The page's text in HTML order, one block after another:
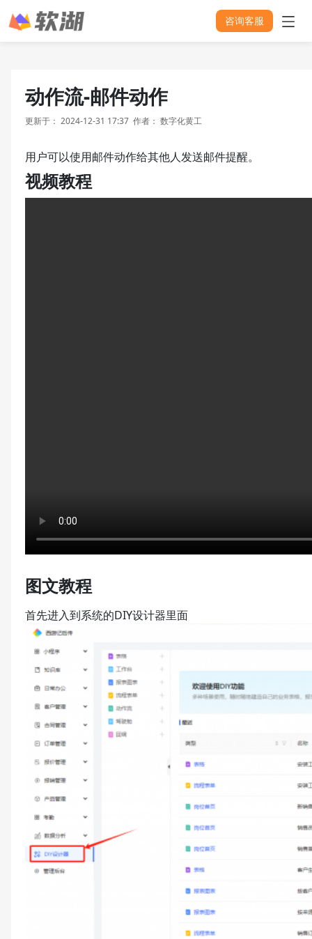
咨询客服
动作流-邮件动作
更新于： 2024-12-31 17:37 作者： 数字化黄工
用户可以使用邮件动作给其他人发送邮件提醒。
视频教程
图文教程
首先进入到系统的DIY设计器里面